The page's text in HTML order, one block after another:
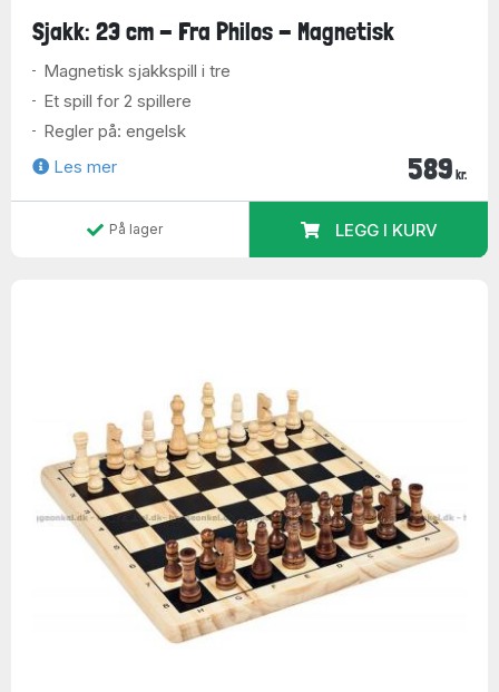
Sjakk: 23 cm - Fra Philos - Magnetisk
Magnetisk sjakkspill i tre
Et spill for 2 spillere
Regler på: engelsk
Les mer
589 kr.
På lager LEGG I KURV